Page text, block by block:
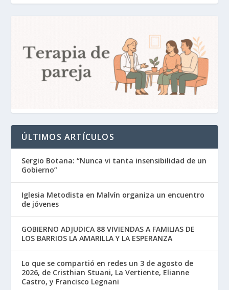
ÚLTIMOS ARTÍCULOS
Sergio Botana: “Nunca vi tanta insensibilidad de un
Gobierno”
Iglesia Metodista en Malvín organiza un encuentro
de jóvenes
GOBIERNO ADJUDICA 88 VIVIENDAS A FAMILIAS DE
LOS BARRIOS LA AMARILLA Y LA ESPERANZA
Lo que se compartió en redes un 3 de agosto de
2026, de Cristhian Stuani, La Vertiente, Elianne
Castro, y Francisco Legnani